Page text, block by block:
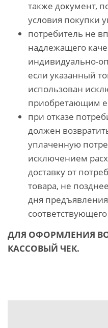
также документ,
условия покупки
потребитель не
надлежащего
индивидуально-
если указанный
использован
приобретающим
при отказе
должен
уплаченную
исключением
доставку от
товара, не
дня
ДЛЯ ОФОРМЛЕНИЯ
КАССОВЫЙ ЧЕК.